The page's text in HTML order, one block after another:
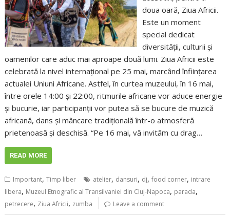
doua oară, Ziua Africii.
Este un moment
special dedicat
diversității, culturii și
oamenilor care aduc mai aproape două lumi. Ziua Africii este
celebrată la nivel internațional pe 25 mai, marcând înființarea
actualei Uniuni Africane. Astfel, în curtea muzeului, în 16 mai,
între orele 14:00 și 22:00, ritmurile africane vor aduce energie
și bucurie, iar participanții vor putea să se bucure de muzică
africană, dans și mâncare tradițională într-o atmosferă
prietenoasă și deschisă. “Pe 16 mai, vă invităm cu drag…
READ MORE
Important,Timp liber atelier, dansuri, dj,food corner, intrare
libera, Muzeul Etnografic al Transilvaniei din Cluj-Napoca, parada,
petrecere, Ziua Africii, zumba Leave a comment